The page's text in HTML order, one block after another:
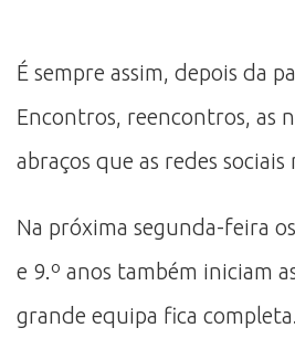
É sempre assim, depois da
Encontros, reencontros, as
abraços que as redes
Na próxima segunda-feira
e 9.º anos também iniciam
grande equipa fica completa.